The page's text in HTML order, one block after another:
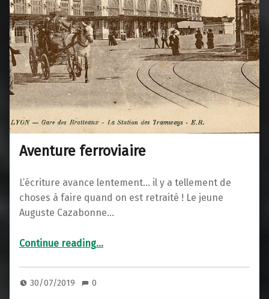
Aventure ferroviaire
L’écriture avance lentement… il y a tellement de
choses à faire quand on est retraité ! Le jeune
Auguste Cazabonne…
Continue reading…
30/07/2019 0